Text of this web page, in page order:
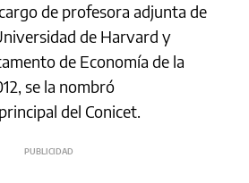
de profesora adjunta de
de Harvard y
de Economía de la
se la nombró
del Conicet.